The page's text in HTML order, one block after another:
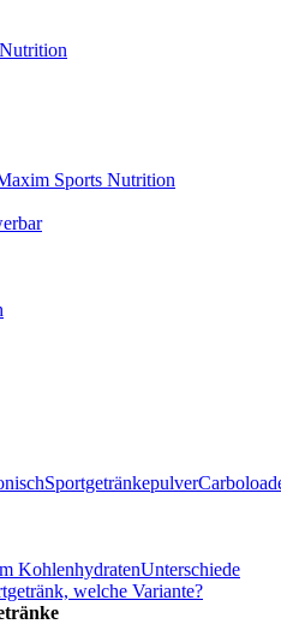
Sports Nutrition
Sportgetränkepulver
KohlenhydratenUnterschiede
welche Variante?